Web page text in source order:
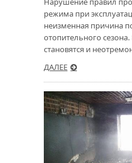
режима при
неизменная причина
отопительного
становятся и
ДАЛЕЕ